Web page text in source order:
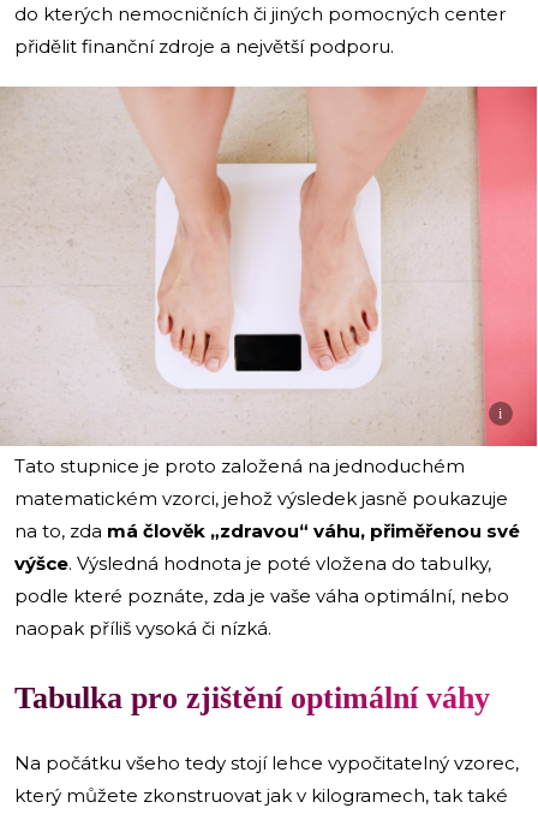
do kterých nemocničních či jiných pomocných center
přidělit finanční zdroje a největší podporu.
i
Tato stupnice je proto založená na jednoduchém
matematickém vzorci, jehož výsledek jasně poukazuje
na to, zda má člověk „zdravou“ váhu, přiměřenou své
výšce. Výsledná hodnota je poté vložena do tabulky,
podle které poznáte, zda je vaše váha optimální, nebo
naopak příliš vysoká či nízká.
Tabulka pro zjištění optimální váhy
Na počátku všeho tedy stojí lehce vypočitatelný vzorec,
který můžete zkonstruovat jak v kilogramech, tak také